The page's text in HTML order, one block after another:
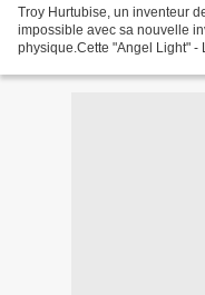
Troy Hurtubise, un inventeur
impossible avec sa nouvelle
physique.Cette "Angel Light" -